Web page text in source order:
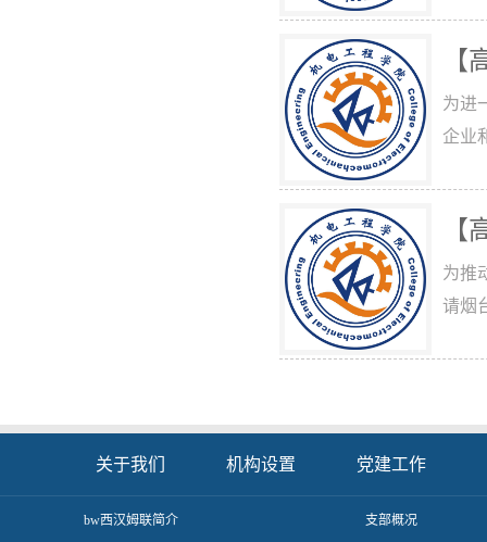
为进
企业
为推
请烟
关于我们
​bw西汉姆联简介
机构设置 党建工作
支部概况